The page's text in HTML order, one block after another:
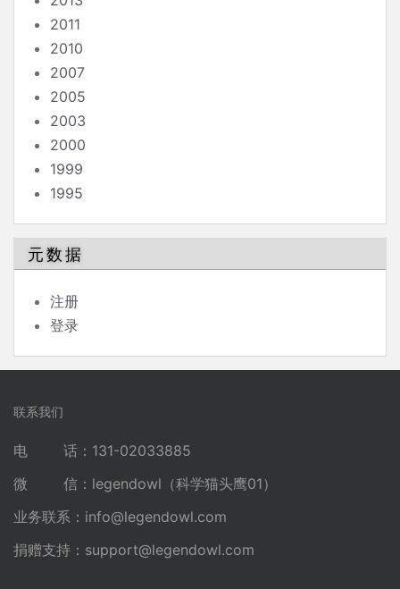
2011
2010
2007
2005
2003
2000
1999
1995
元数据
注册
登录
联系我们
电 话：131-02033885
微 信：legendowl（科学猫头鹰01）
业务联系： info@legendowl.com
捐赠支持： support@legendowl.com